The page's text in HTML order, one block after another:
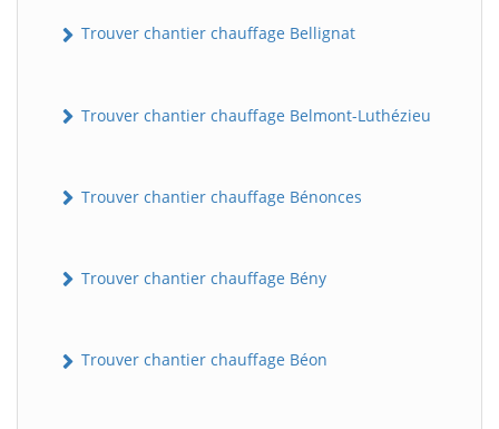
Trouver chantier chauffage Bellignat
Trouver chantier chauffage Belmont-Luthézieu
Trouver chantier chauffage Bénonces
Trouver chantier chauffage Bény
Trouver chantier chauffage Béon